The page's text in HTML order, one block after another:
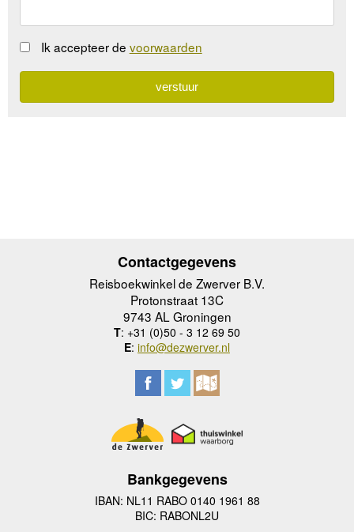
Ik accepteer de voorwaarden
Contactgegevens
Reisboekwinkel de Zwerver B.V.
Protonstraat 13C
9743 AL Groningen
T: +31 (0)50 - 3 12 69 50
E: info@dezwerver.nl
Bankgegevens
IBAN: NL11 RABO 0140 1961 88
BIC: RABONL2U